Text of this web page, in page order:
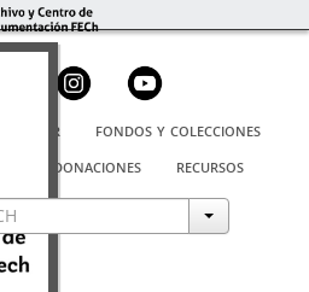
buscar
fondos y colecciones
donaciones recursos